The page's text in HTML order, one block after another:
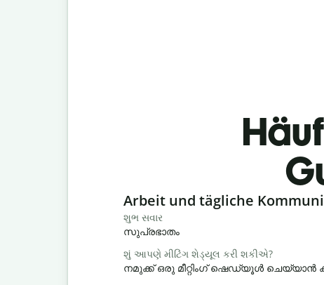
Slide 1 of 6
Arbeit und tägliche
શુભ સવાર
സുപ്രഭാതം
શું આપણે મીટિંગ શેડ્યૂલ કરી શકીએ?
നമുക്ക് ഒരു മീറ്റിംഗ് ഷെഡ്യൂൾ ചെയ്യാൻ